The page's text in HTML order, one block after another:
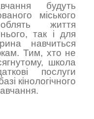
будуть
міського
життя
так і для
навчиться
Тим, хто не
школа
послуги
кінологічного